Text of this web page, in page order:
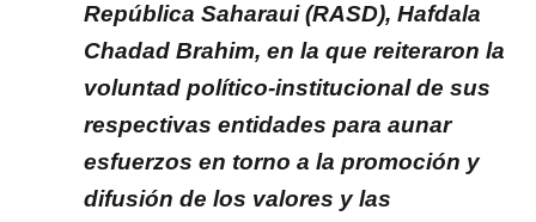
República Saharaui (RASD), Hafdala
Chadad Brahim, en la que reiteraron la
voluntad político-institucional de sus
respectivas entidades para aunar
esfuerzos en torno a la promoción y
difusión de los valores y las